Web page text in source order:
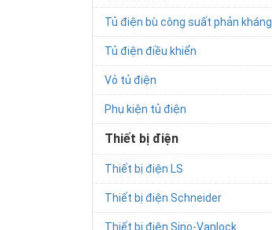
Tủ điện bù công suất phản kháng
Tủ điện điều khiển
Vỏ tủ điện
Phụ kiện tủ điện
Thiết bị điện
Thiết bị điện LS
Thiết bị điện Schneider
Thiết bị điện Sino-Vanlock